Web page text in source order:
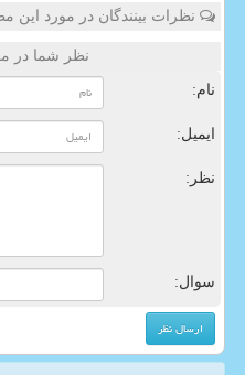
نظرات بینندگان در مورد این
نظر شما در
نام:
ایمیل:
نظر:
سوال: